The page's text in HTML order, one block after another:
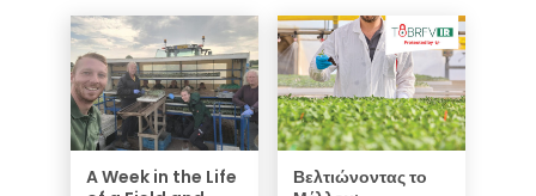
A Week in the Life
Βελτιώνοντας το